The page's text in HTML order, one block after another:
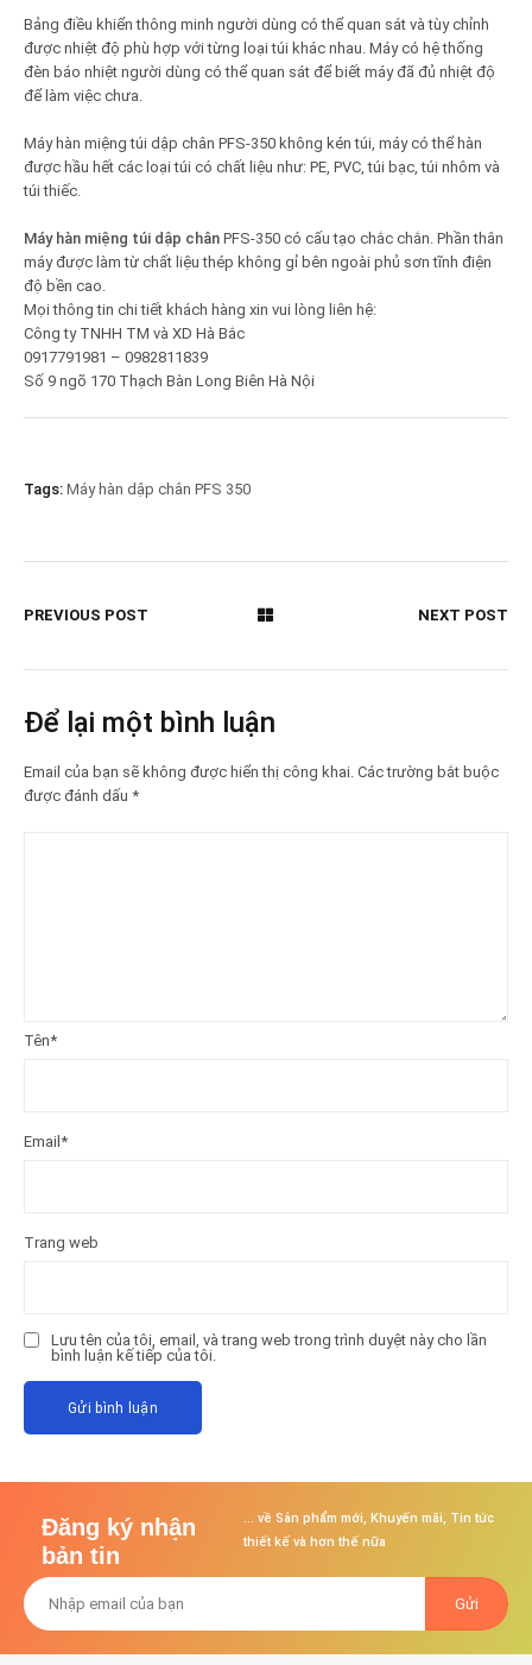
Bảng điều khiển thông minh người dùng có thể quan sát và tùy chỉnh
được nhiệt độ phù hợp với từng loại túi khác nhau. Máy có hệ thống
đèn báo nhiệt người dùng có thể quan sát để biết máy đã đủ nhiệt độ
để làm việc chưa.
Máy hàn miệng túi dập chân PFS-350 không kén túi, máy có thể hàn
được hầu hết các loại túi có chất liệu như: PE, PVC, túi bạc, túi nhôm và
túi thiếc.
Máy hàn miệng túi dập chân PFS-350 có cấu tạo chắc chắn. Phần thân
máy được làm từ chất liệu thép không gỉ bên ngoài phủ sơn tĩnh điện
độ bền cao.
Mọi thông tin chi tiết khách hàng xin vui lòng liên hệ:
Công ty TNHH TM và XD Hà Bắc
0917791981 – 0982811839
Số 9 ngõ 170 Thạch Bàn Long Biên Hà Nội
Tags: Máy hàn dập chân PFS 350
PREVIOUS POST NEXT POST
Để lại một bình luận
Email của bạn sẽ không được hiển thị công khai. Các trường bắt buộc
được đánh dấu *
Tên*
Email *
Trang web
Lưu tên của tôi, email, và trang web trong trình duyệt này cho lần
bình luận kế tiếp của tôi.
Đăng ký nhận
bản tin
... về Sản phẩm mới, Khuyến mãi, Tin tức
thiết kế và hơn thế nữa